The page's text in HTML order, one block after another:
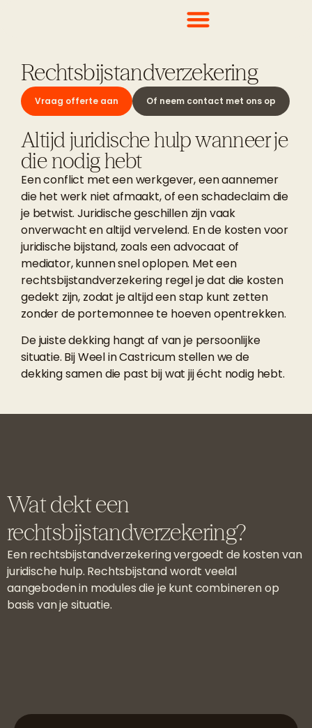
Rechtsbijstandverzekering
Vraag offerte aan Of neem contact met ons op
Altijd juridische hulp wanneer je
die nodig hebt
Een conflict met een werkgever, een aannemer
die het werk niet afmaakt, of een schadeclaim die
je betwist. Juridische geschillen zijn vaak
onverwacht en altijd vervelend. En de kosten voor
juridische bijstand, zoals een advocaat of
mediator, kunnen snel oplopen. Met een
rechtsbijstandverzekering regel je dat die kosten
gedekt zijn, zodat je altijd een stap kunt zetten
zonder de portemonnee te hoeven opentrekken.
De juiste dekking hangt af van je persoonlijke
situatie. Bij Weel in Castricum stellen we de
dekking samen die past bij wat jij écht nodig hebt.
Wat dekt een
rechtsbijstandverzekering?
Een rechtsbijstandverzekering vergoedt de kosten van
juridische hulp. Rechtsbijstand wordt veelal
aangeboden in modules die je kunt combineren op
basis van je situatie.